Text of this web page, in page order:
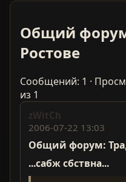
Общий
Ростове
Сообщений: 1 ·
из 1
zWitCh
2006-07-22 13:03
Общий форум:
...сабж сбствна...